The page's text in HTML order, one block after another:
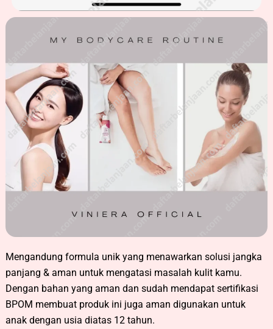
Mengandung formula unik yang menawarkan solusi jangka
panjang & aman untuk mengatasi masalah kulit kamu.
Dengan bahan yang aman dan sudah mendapat sertifikasi
BPOM membuat produk ini juga aman digunakan untuk
anak dengan usia diatas 12 tahun.